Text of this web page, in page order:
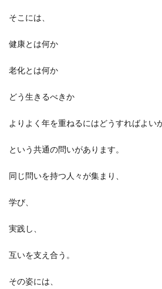
そこには、
健康とは何か
老化とは何か
どう生きるべきか
よりよく年を重ねるにはどうすればよい
という共通の問いがあります。
同じ問いを持つ人々が集まり、
学び、
実践し、
互いを支え合う。
その姿には、